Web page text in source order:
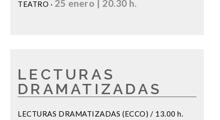
TEATRO · 25 enero | 20.30 h.
LECTURAS
DRAMATIZADAS
LECTURAS DRAMATIZADAS (ECCO) / 13.00 h.